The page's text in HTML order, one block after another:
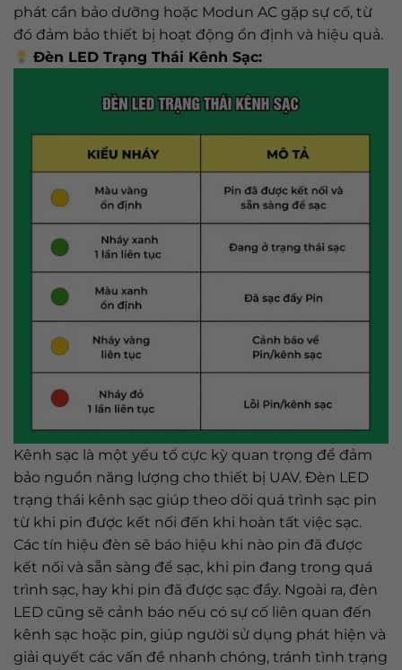
phát cần bảo dưỡng hoặc Modun AC gặp sự cố, từ
đó đảm bảo thiết bị hoạt động ổn định và hiệu quả.
Đèn LED Trạng Thái Kênh Sạc:
Kênh sạc là một yếu tố cực kỳ quan trọng để đảm
bảo nguồn năng lượng cho thiết bị UAV. Đèn LED
trạng thái kênh sạc giúp theo dõi quá trình sạc pin
từ khi pin được kết nối đến khi hoàn tất việc sạc.
Các tín hiệu đèn sẽ báo hiệu khi nào pin đã được
kết nối và sẵn sàng để sạc, khi pin đang trong quá
trình sạc, hay khi pin đã được sạc đầy. Ngoài ra, đèn
LED cũng sẽ cảnh báo nếu có sự cố liên quan đến
kênh sạc hoặc pin, giúp người sử dụng phát hiện và
giải quyết các vấn đề nhanh chóng, tránh tình trạng